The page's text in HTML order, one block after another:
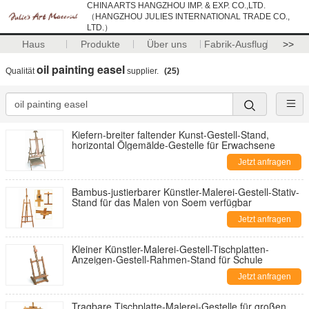
CHINA ARTS HANGZHOU IMP. & EXP. CO.,LTD.
（HANGZHOU JULIES INTERNATIONAL TRADE CO.,
LTD.）
Haus Produkte Über uns Fabrik-Ausflug >>
Qualitätoil painting easel supplier. (25)
Kiefern-breiter faltender Kunst-Gestell-Stand,
horizontal Ölgemälde-Gestelle für Erwachsene
Jetzt anfragen
Bambus-justierbarer Künstler-Malerei-Gestell-Stativ-
Stand für das Malen von Soem verfügbar
Jetzt anfragen
Kleiner Künstler-Malerei-Gestell-Tischplatten-
Anzeigen-Gestell-Rahmen-Stand für Schule
Jetzt anfragen
Tragbare Tischplatte-Malerei-Gestelle für großen